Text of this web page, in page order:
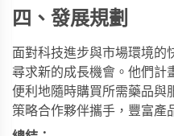
四、發展規劃
面對科技進步與市場環境的
尋求新的成長機會。他們計
便利地隨時購買所需藥品與
策略合作夥伴攜手，豐富產